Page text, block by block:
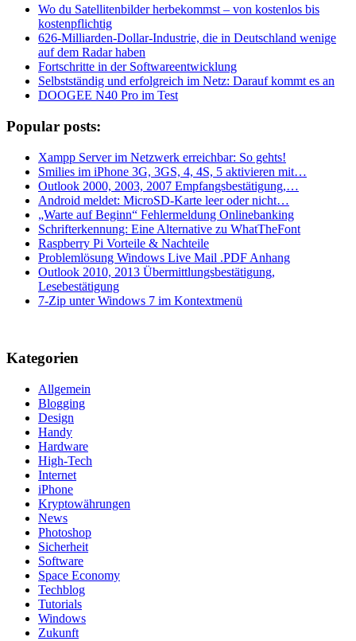
Wo du Satellitenbilder herbekommst – von kostenlos bis
kostenpflichtig
626-Milliarden-Dollar-Industrie, die in Deutschland wenige
auf dem Radar haben
Fortschritte in der Softwareentwicklung
Selbstständig und erfolgreich im Netz: Darauf kommt es an
DOOGEE N40 Pro im Test
Popular posts:
Xampp Server im Netzwerk erreichbar: So gehts!
Smilies im iPhone 3G, 3GS, 4, 4S, 5 aktivieren mit…
Outlook 2000, 2003, 2007 Empfangsbestätigung,…
Android meldet: MicroSD-Karte leer oder nicht…
„Warte auf Beginn“ Fehlermeldung Onlinebanking
Schrifterkennung: Eine Alternative zu WhatTheFont
Raspberry Pi Vorteile & Nachteile
Problemlösung Windows Live Mail .PDF Anhang
Outlook 2010, 2013 Übermittlungsbestätigung,
Lesebestätigung
7-Zip unter Windows 7 im Kontextmenü
Kategorien
Allgemein
Blogging
Design
Handy
Hardware
High-Tech
Internet
iPhone
Kryptowährungen
News
Photoshop
Sicherheit
Software
Space Economy
Techblog
Tutorials
Windows
Zukunft